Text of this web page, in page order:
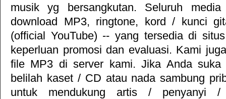
musik yg bersangkutan. Seluruh
download MP3, ringtone, kord / kunci
(official YouTube) -- yang tersedia di
keperluan promosi dan evaluasi. Kami
file MP3 di server kami. Jika Anda
belilah kaset / CD atau nada sambung
untuk mendukung artis / penyanyi